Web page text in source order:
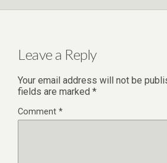
Leave a Reply
Your email address will not be
fields are marked *
Comment *